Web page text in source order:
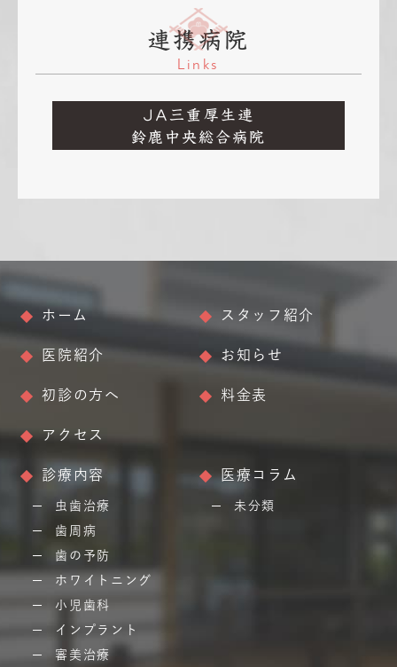
連携病院
Links
JA三重厚生連
鈴鹿中央総合病院
ホーム スタッフ紹介
医院紹介 お知らせ
初診の方へ 料金表
アクセス
診療内容
虫歯治療
歯周病
歯の予防
ホワイトニング
小児歯科
インプラント
審美治療
医療コラム
未分類